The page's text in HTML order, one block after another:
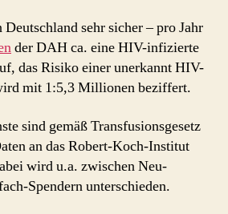
sehr sicher – pro Jahr
der DAH ca. eine HIV-infizierte
das Risiko einer unerkannt HIV-
mit 1:5,3 Millionen beziffert.
sind gemäß Transfusionsgesetz
an das Robert-Koch-Institut
wird u.a. zwischen Neu-
Spendern unterschieden.